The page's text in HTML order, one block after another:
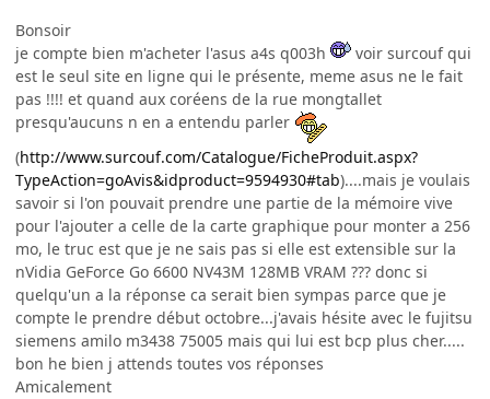
Bonsoir
je compte bien m'acheter l'asus a4s q003h
voir surcouf qui
est le seul site en ligne qui le présente, meme asus ne le fait
pas !!!! et quand aux coréens de la rue mongtallet
presqu'aucuns n en a entendu parler
(http://www.surcouf.com/Catalogue/FicheProduit.aspx?
TypeAction=goAvis&idproduct=9594930#tab)....mais je voulais
savoir si l'on pouvait prendre une partie de la mémoire vive
pour l'ajouter a celle de la carte graphique pour monter a 256
mo, le truc est que je ne sais pas si elle est extensible sur la
nVidia GeForce Go 6600 NV43M 128MB VRAM ??? donc si
quelqu'un a la réponse ca serait bien sympas parce que je
compte le prendre début octobre...j'avais hésite avec le fujitsu
siemens amilo m3438 75005 mais qui lui est bcp plus cher.....
bon he bien j attends toutes vos réponses
Amicalement